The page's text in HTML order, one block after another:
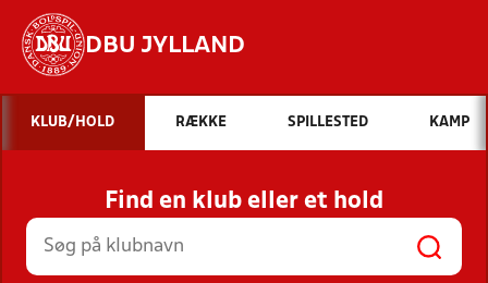
DBU JYLLAND
Hvad vil du søge efter?
INDHOLD OG NYHEDER
STILLINGER, RESULTATER, KLUBBER OG
HOLD
KLUB/HOLD RÆKKE SPILLESTED KAMP
Find en klub eller et hold